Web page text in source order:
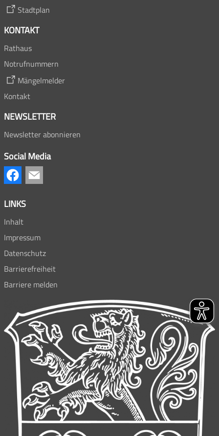
Stadtplan
KONTAKT
Rathaus
Notrufnummern
Mängelmelder
Kontakt
NEWSLETTER
Newsletter abonnieren
Social Media
LINKS
Inhalt
Impressum
Datenschutz
Barrierefreiheit
Barriere melden